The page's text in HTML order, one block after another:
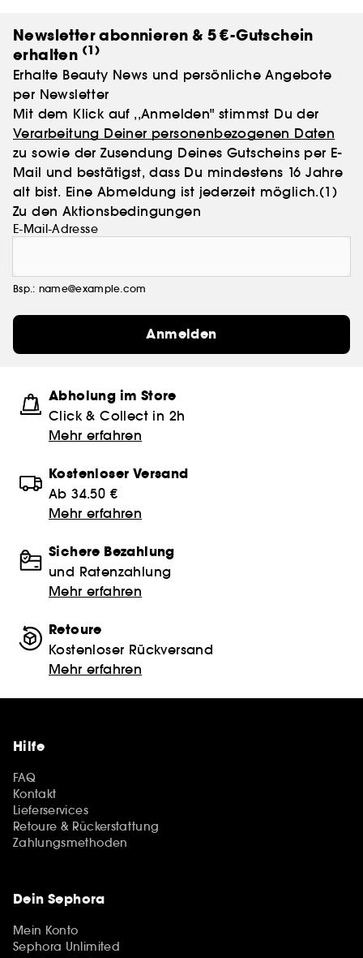
Newsletter abonnieren & 5 €-Gutschein
erhalten (1)
Erhalte Beauty News und persönliche Angebote
per Newsletter
Mit dem Klick auf ,,Anmelden" stimmst Du der
Verarbeitung Deiner personenbezogenen Daten
zu sowie der Zusendung Deines Gutscheins per E-
Mail und bestätigst, dass Du mindestens 16 Jahre
alt bist. Eine Abmeldung ist jederzeit möglich.(1)
Zu den Aktionsbedingungen
E-Mail-Adresse
Bsp.: name@example.com
Anmelden
Abholung im Store
Click & Collect in 2h
Mehr erfahren
Kostenloser Versand
Ab 34.50 €
Mehr erfahren
Sichere Bezahlung
und Ratenzahlung
Mehr erfahren
Retoure
Kostenloser Rückversand
Mehr erfahren
Hilfe
FAQ
Kontakt
Lieferservices
Retoure & Rückerstattung
Zahlungsmethoden
Dein Sephora
Mein Konto
Sephora Unlimited